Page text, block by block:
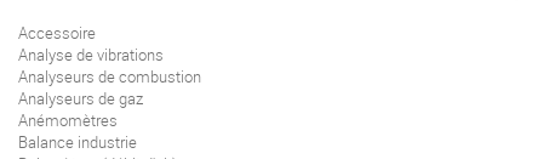
Accessoire
Analyse de vibrations
Analyseurs de combustion
Analyseurs de gaz
Anémomètres
Balance industrie